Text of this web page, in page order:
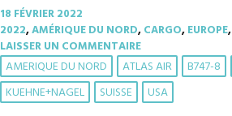
18 FÉVRIER 2022
2022,AMÉRIQUE DU NORD,CARGO,EUROPE,
LAISSER UN COMMENTAIRE
AMERIQUE DU NORD ATLAS AIR B747-8
KUEHNE+NAGEL
SUISSE USA